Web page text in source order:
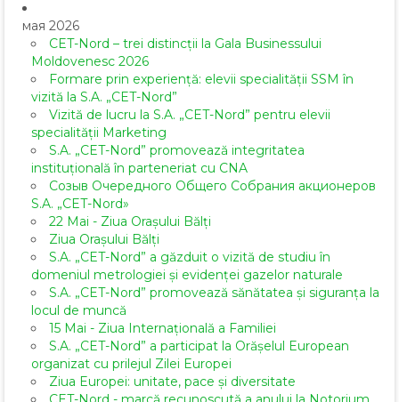
мая 2026
CET-Nord – trei distincții la Gala Businessului
Moldovenesc 2026
Formare prin experiență: elevii specialității SSM în
vizită la S.A. „CET-Nord”
Vizită de lucru la S.A. „CET-Nord” pentru elevii
specialității Marketing
S.A. „CET-Nord” promovează integritatea
instituțională în parteneriat cu CNA
Созыв Очередного Общего Собрания акционеров
S.A. „CET-Nord»
22 Mai - Ziua Orașului Bălți
Ziua Orașului Bălți
S.A. „CET-Nord” a găzduit o vizită de studiu în
domeniul metrologiei și evidenței gazelor naturale
S.A. „CET-Nord” promovează sănătatea și siguranța la
locul de muncă
15 Mai - Ziua Internațională a Familiei
S.A. „CET-Nord” a participat la Orășelul European
organizat cu prilejul Zilei Europei
Ziua Europei: unitate, pace și diversitate